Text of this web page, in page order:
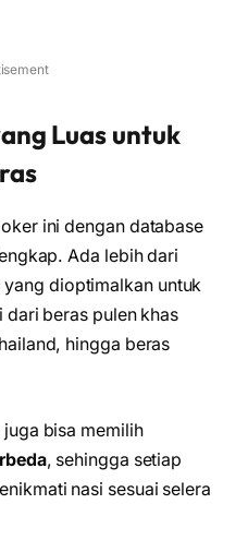
Luas untuk
ini dengan database
Ada lebih dari
yang dioptimalkan untuk
dari beras pulen khas
hingga beras
bisa memilih
, sehingga setiap
nasi sesuai selera